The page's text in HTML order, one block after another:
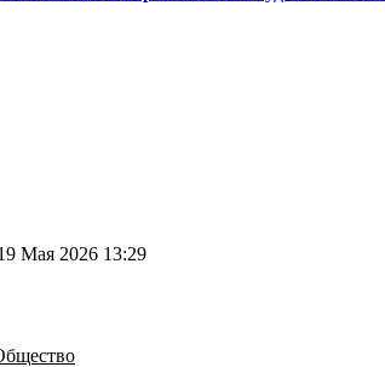
Мая 2026 13:29